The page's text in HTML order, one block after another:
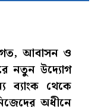
আবাসন ও
নতুন উদ্যোগ
ব্যাংক থেকে
অধীনে